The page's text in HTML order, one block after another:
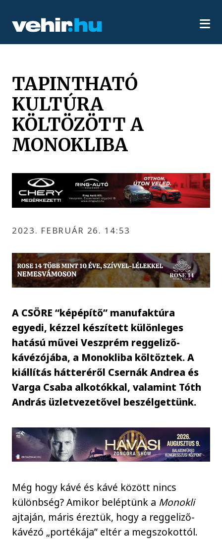
TAPINTHATÓ
KULTÚRA
KÖLTÖZÖTT A
MONOKLIBA
2023. FEBRUÁR 26. 14:53
A CSÖRE “képépítő” manufaktúra
egyedi, kézzel készített különleges
hatású művei Veszprém reggeliző-
kávézójába, a Monokliba költöztek. A
kiállítás hátteréről Csernák Andrea és
Varga Csaba alkotókkal, valamint Tóth
András üzletvezetővel beszélgettünk.
Még hogy kávé és kávé között nincs
különbség? Amikor beléptünk a Monokli
ajtaján, máris éreztük, hogy a reggeliző-
kávézó „portékája” eltér a megszokottól.